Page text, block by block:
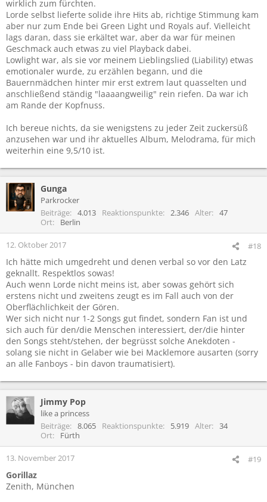
wirklich zum fürchten.
Lorde selbst lieferte solide ihre Hits ab, richtige Stimmung kam
aber nur zum Ende bei Green Light und Royals auf. Vielleicht
lags daran, dass sie erkältet war, aber da war für meinen
Geschmack auch etwas zu viel Playback dabei.
Lowlight war, als sie vor meinem Lieblingslied (Liability) etwas
emotionaler wurde, zu erzählen begann, und die
Bauernmädchen hinter mir erst extrem laut quasselten und
anschließend ständig "laaaangweilig" rein riefen. Da war ich
am Rande der Kopfnuss.
Ich bereue nichts, da sie wenigstens zu jeder Zeit zuckersüß
anzusehen war und ihr aktuelles Album, Melodrama, für mich
weiterhin eine 9,5/10 ist.
Gunga
Parkrocker
Beiträge
4.013 Reaktionspunkte 2.346 Alter
47
Ort
Berlin
12. Oktober 2017 #18
Ich hätte mich umgedreht und denen verbal so vor den Latz
geknallt. Respektlos sowas!
Auch wenn Lorde nicht meins ist, aber sowas gehört sich
erstens nicht und zweitens zeugt es im Fall auch von der
Oberflächlichkeit der Gören.
Wer sich nicht nur 1-2 Songs gut findet, sondern Fan ist und
sich auch für den/die Menschen interessiert, der/die hinter
den Songs steht/stehen, der begrüsst solche Anekdoten -
solang sie nicht in Gelaber wie bei Macklemore ausarten (sorry
an alle Fanboys - bin davon traumatisiert).
Jimmy Pop
like a princess
Beiträge
8.065 Reaktionspunkte 5.919 Alter
34
Ort
Fürth
13. November 2017 #19
Gorillaz
Zenith, München